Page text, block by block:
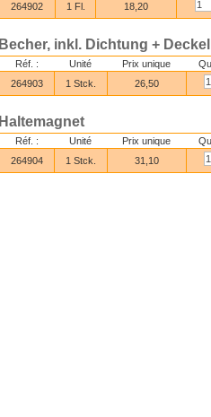
264902
1 Fl. 18,20
Becher, inkl. Dichtung + Deckel
Réf. : Unité Prix unique
264903
1 Stck. 26,50
Haltemagnet
Réf. : Unité Prix unique
264904
1 Stck. 31,10